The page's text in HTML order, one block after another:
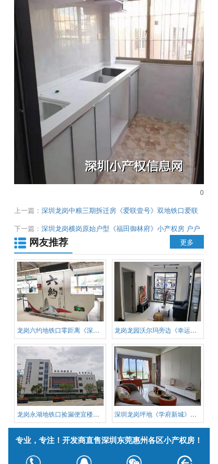
0
上一篇：深圳龙岗中粮三期拆迁房《爱联壹号》双地铁口爱联
站100米 原始户型 总价80万起 享大运 龙城 双中心配套利好
下一篇：深圳龙岗横岗原始户型《福田御林府》小产权房 户户
超大阳台 总价14.9万起即可买深圳拆迁房 正规公司测绘 居家
投资绝佳
网友推荐 更多
龙岗六约地铁口零距离《深业上城 龙岗龙园沃尔玛旁边《幸运之星》
龙岗永湖地铁口捡漏便宜楼盘《星 深圳龙岗坪地《学府新城》小产权
专业，专注！开发商直售深圳东莞惠州各区小产权房！